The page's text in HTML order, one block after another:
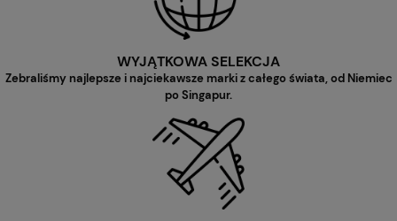
WYJĄTKOWA SELEKCJA
Zebraliśmy najlepsze i najciekawsze marki z całego świata, od Niemiec
po Singapur.